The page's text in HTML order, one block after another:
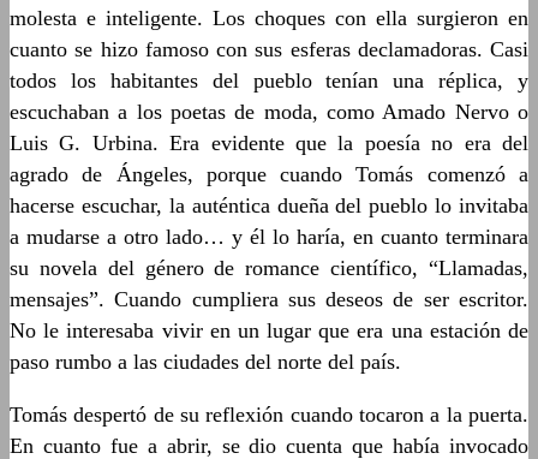
molesta e inteligente. Los choques con ella surgieron en
cuanto se hizo famoso con sus esferas declamadoras. Casi
todos los habitantes del pueblo tenían una réplica, y
escuchaban a los poetas de moda, como Amado Nervo o
Luis G. Urbina. Era evidente que la poesía no era del
agrado de Ángeles, porque cuando Tomás comenzó a
hacerse escuchar, la auténtica dueña del pueblo lo invitaba
a mudarse a otro lado… y él lo haría, en cuanto terminara
su novela del género de romance científico, “Llamadas,
mensajes”. Cuando cumpliera sus deseos de ser escritor.
No le interesaba vivir en un lugar que era una estación de
paso rumbo a las ciudades del norte del país.
Tomás despertó de su reflexión cuando tocaron a la puerta.
En cuanto fue a abrir, se dio cuenta que había invocado